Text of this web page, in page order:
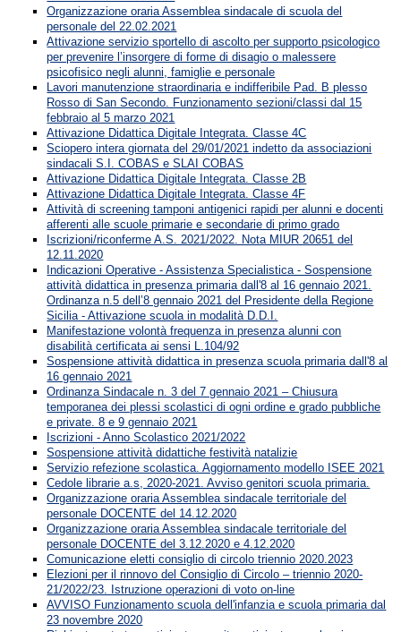
Organizzazione oraria Assemblea sindacale di scuola del
personale del 22.02.2021
Attivazione servizio sportello di ascolto per supporto psicologico
per prevenire l’insorgere di forme di disagio o malessere
psicofisico negli alunni, famiglie e personale
Lavori manutenzione straordinaria e indifferibile Pad. B plesso
Rosso di San Secondo. Funzionamento sezioni/classi dal 15
febbraio al 5 marzo 2021
Attivazione Didattica Digitale Integrata. Classe 4C
Sciopero intera giornata del 29/01/2021 indetto da associazioni
sindacali S.I. COBAS e SLAI COBAS
Attivazione Didattica Digitale Integrata. Classe 2B
Attivazione Didattica Digitale Integrata. Classe 4F
Attività di screening tamponi antigenici rapidi per alunni e docenti
afferenti alle scuole primarie e secondarie di primo grado
Iscrizioni/riconferme A.S. 2021/2022. Nota MIUR 20651 del
12.11.2020
Indicazioni Operative - Assistenza Specialistica - Sospensione
attività didattica in presenza primaria dall'8 al 16 gennaio 2021.
Ordinanza n.5 dell’8 gennaio 2021 del Presidente della Regione
Sicilia - Attivazione scuola in modalità D.D.I.
Manifestazione volontà frequenza in presenza alunni con
disabilità certificata ai sensi L.104/92
Sospensione attività didattica in presenza scuola primaria dall'8 al
16 gennaio 2021
Ordinanza Sindacale n. 3 del 7 gennaio 2021 – Chiusura
temporanea dei plessi scolastici di ogni ordine e grado pubbliche
e private. 8 e 9 gennaio 2021
Iscrizioni - Anno Scolastico 2021/2022
Sospensione attività didattiche festività natalizie
Servizio refezione scolastica. Aggiornamento modello ISEE 2021
Cedole librarie a.s, 2020-2021. Avviso genitori scuola primaria.
Organizzazione oraria Assemblea sindacale territoriale del
personale DOCENTE del 14.12.2020
Organizzazione oraria Assemblea sindacale territoriale del
personale DOCENTE del 3.12.2020 e 4.12.2020
Comunicazione eletti consiglio di circolo triennio 2020.2023
Elezioni per il rinnovo del Consiglio di Circolo – triennio 2020-
21/2022/23. Istruzione operazioni di voto on-line
AVVISO Funzionamento scuola dell'infanzia e scuola primaria dal
23 novembre 2020